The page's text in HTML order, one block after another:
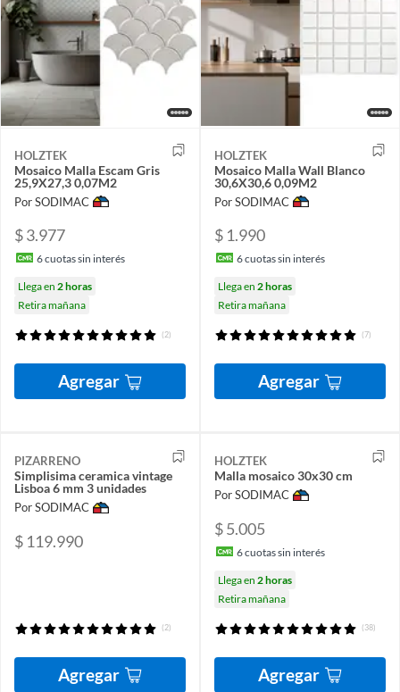
HOLZTEK
Mosaico Malla Escam Gris
25,9X27,3 0,07M2
Por SODIMAC
$ 3.977
6cuotas sin interés
Llega en 2 horas
Retira mañana
(2)
Agregar
HOLZTEK
Mosaico Malla Wall Blanco
30,6X30,6 0,09M2
Por SODIMAC
$ 1.990
6cuotas sin interés
Llega en 2 horas
Retira mañana
(7)
Agregar
PIZARRENO
Simplisima ceramica vintage
Lisboa 6 mm 3 unidades
Por SODIMAC
$ 119.990
(2)
Agregar
HOLZTEK
Malla mosaico 30x30 cm
Por SODIMAC
$ 5.005
6cuotas sin interés
Llega en 2 horas
Retira mañana
(38)
Agregar